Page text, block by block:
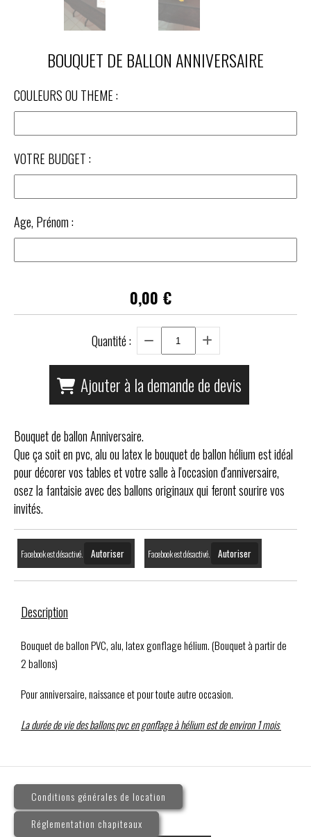
BOUQUET DE BALLON ANNIVERSAIRE
COULEURS OU THEME :
VOTRE BUDGET :
Age, Prénom :
0,00 €
Quantité :
Ajouter à la demande de devis
Bouquet de ballon Anniversaire.
Que ça soit en pvc, alu ou latex le bouquet de ballon hélium est idéal
pour décorer vos tables et votre salle à l'occasion d'anniversaire,
osez la fantaisie avec des ballons originaux qui feront sourire vos
invités.
Facebook est désactivé. Autoriser Facebook est désactivé. Autoriser
Description
Bouquet de ballon PVC, alu, latex gonflage hélium. (Bouquet à partir de
2 ballons)
Pour anniversaire, naissance et pour toute autre occasion.
La durée de vie des ballons pvc en gonflage à hélium est de environ 1 mois
Conditions générales de location
Réglementation chapiteaux